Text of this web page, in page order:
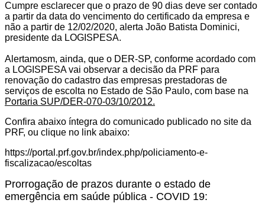
Cumpre esclarecer que o prazo de 90 dias deve ser contado
a partir da data do vencimento do certificado da empresa e
não a partir de 12/02/2020, alerta João Batista Dominici,
presidente da LOGISPESA.
Alertamosm, ainda, que o DER-SP, conforme acordado com
a LOGISPESA vai observar a decisão da PRF para
renovação do cadastro das empresas prestadoras de
serviços de escolta no Estado de São Paulo, com base na
Portaria SUP/DER-070-03/10/2012.
Confira abaixo íntegra do comunicado publicado no site da
PRF, ou clique no link abaixo:
https://portal.prf.gov.br/index.php/policiamento-e-
fiscalizacao/escoltas
Prorrogação de prazos durante o estado de
emergência em saúde pública - COVID 19: